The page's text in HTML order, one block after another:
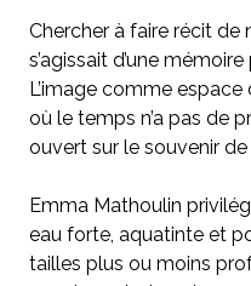
Chercher à faire récit de
s’agissait d’une mémoire
L’image comme
où le temps n’a pas de
ouvert sur le souvenir de
Emma Mathoulin
eau forte, aquatinte et
tailles plus ou moins